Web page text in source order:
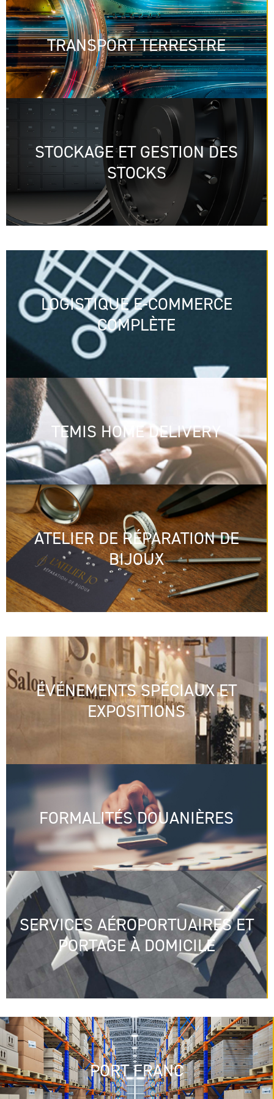
TRANSPORT TERRESTRE
STOCKAGE ET GESTION DES
STOCKS
LOGISTIQUE E-COMMERCE
COMPLÈTE
TEMIS HOME DELIVERY
ATELIER DE RÉPARATION DE
BIJOUX
ÉVÉNEMENTS SPÉCIAUX ET
EXPOSITIONS
FORMALITÉS DOUANIÈRES
SERVICES AÉROPORTUAIRES ET
PORTAGE À DOMICILE
PORT FRANC